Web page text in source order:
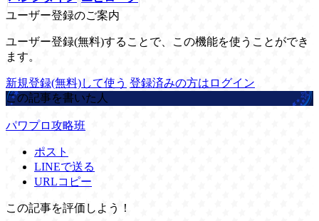
ユーザー登録のご案内
ユーザー登録(無料)することで、この機能を使うことができ
ます。
新規登録(無料)して使う 登録済みの方はログイン
この記事を書いた人
パワプロ攻略班
ポスト
LINEで送る
URLコピー
この記事を評価しよう！